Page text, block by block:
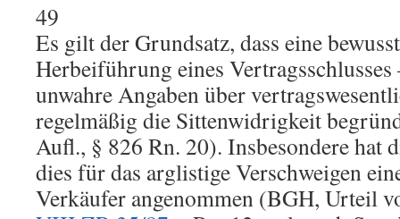
49
Es gilt der Grundsatz, dass eine
Herbeiführung eines Vertragsschlusses
unwahre Angaben über
regelmäßig die Sittenwidrigkeit
Aufl., § 826 Rn. 20). Insbesondere hat
dies für das arglistige Verschweigen
Verkäufer angenommen (BGH, Urteil